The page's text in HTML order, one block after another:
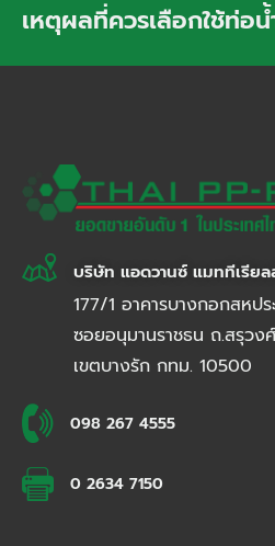
เหตุผลที่ควรเลือกใช้ท่อ
บริษัท แอดวานซ์ แมททีเรีย
177/1 อาคารบางกอกสหป
ซอยอนุมานราชธน ถ.สรุว
เขตบางรัก กทม. 10500
098 267 4555
0 2634 7150